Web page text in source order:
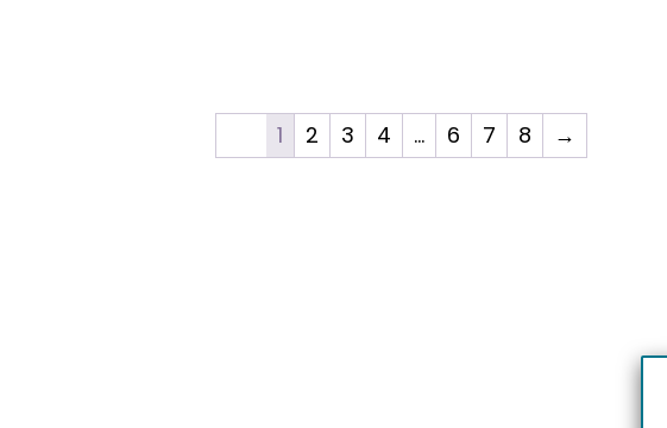
1 2 3 4 … 6 7 8 →